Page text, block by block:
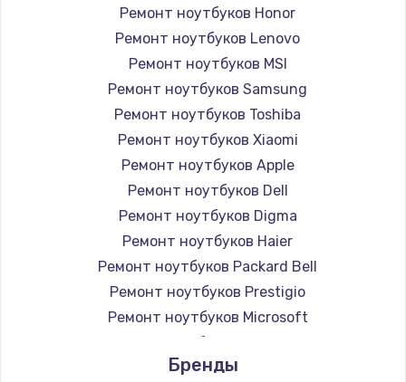
Ремонт ноутбуков Honor
Ремонт ноутбуков Lenovo
Ремонт ноутбуков MSI
Ремонт ноутбуков Samsung
Ремонт ноутбуков Toshiba
Ремонт ноутбуков Xiaomi
Ремонт ноутбуков Apple
Ремонт ноутбуков Dell
Ремонт ноутбуков Digma
Ремонт ноутбуков Haier
Ремонт ноутбуков Packard Bell
Ремонт ноутбуков Prestigio
Ремонт ноутбуков Microsoft
Ремонт ноутбуков Alienware
Ремонт ноутбуков Aquarius
Бренды